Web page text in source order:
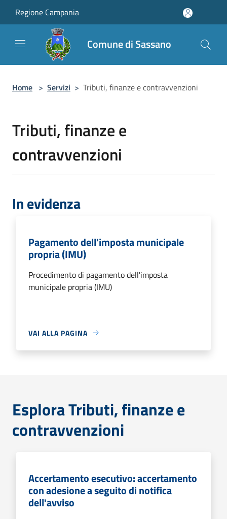
Regione Campania
Comune di Sassano
Home > Servizi > Tributi, finanze e contravvenzioni
Tributi, finanze e
contravvenzioni
In evidenza
Pagamento dell'imposta municipale
propria (IMU)
Procedimento di pagamento dell'imposta
municipale propria (IMU)
VAI ALLA PAGINA
Esplora Tributi, finanze e
contravvenzioni
Accertamento esecutivo: accertamento
con adesione a seguito di notifica
dell'avviso